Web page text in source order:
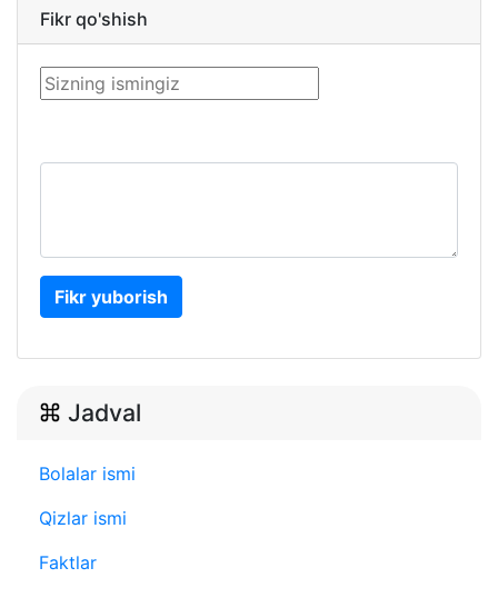
Fikr qo'shish
Fikr yuborish
Jadval
Bolalar ismi
Qizlar ismi
Faktlar